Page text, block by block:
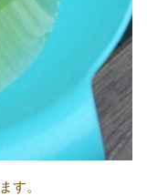
す。